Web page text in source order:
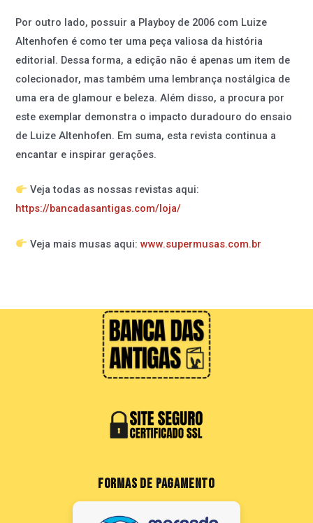
Por outro lado, possuir a Playboy de 2006 com Luize
Altenhofen é como ter uma peça valiosa da história
editorial. Dessa forma, a edição não é apenas um item de
colecionador, mas também uma lembrança nostálgica de
uma era de glamour e beleza. Além disso, a procura por
este exemplar demonstra o impacto duradouro do ensaio
de Luize Altenhofen. Em suma, esta revista continua a
encantar e inspirar gerações.
Veja todas as nossas revistas aqui:
https://bancadasantigas.com/loja/
Veja mais musas aqui:www.supermusas.com.br
FORMAS DE PAGAMENTO